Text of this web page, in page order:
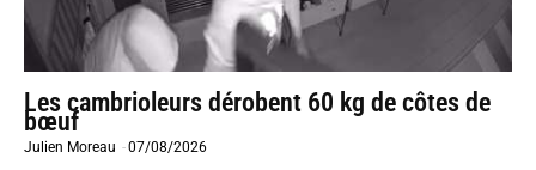
Les cambrioleurs dérobent 60 kg de côtes de
bœuf
Julien Moreau -07/08/2026